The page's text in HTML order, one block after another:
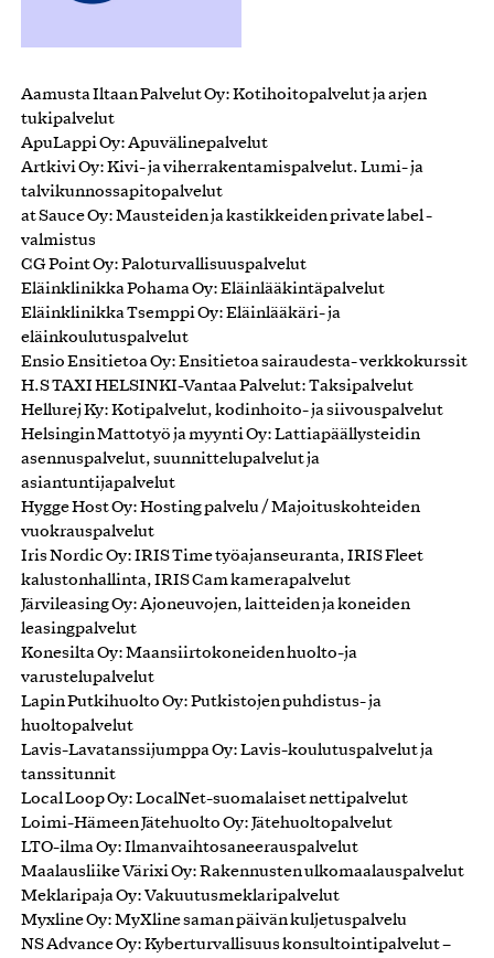
Aamusta Iltaan Palvelut Oy: Kotihoitopalvelut ja arjen
tukipalvelut
ApuLappi Oy: Apuvälinepalvelut
Artkivi Oy: Kivi- ja viherrakentamispalvelut. Lumi- ja
talvikunnossapitopalvelut
at Sauce Oy: Mausteiden ja kastikkeiden private label -
valmistus
CG Point Oy: Paloturvallisuuspalvelut
Eläinklinikka Pohama Oy: Eläinlääkintäpalvelut
Eläinklinikka Tsemppi Oy: Eläinlääkäri- ja
eläinkoulutuspalvelut
Ensio Ensitietoa Oy: Ensitietoa sairaudesta- verkkokurssit
H.S TAXI HELSINKI-Vantaa Palvelut: Taksipalvelut
Hellurej Ky: Kotipalvelut, kodinhoito- ja siivouspalvelut
Helsingin Mattotyö ja myynti Oy: Lattiapäällysteidin
asennuspalvelut, suunnittelupalvelut ja
asiantuntijapalvelut
Hygge Host Oy: Hosting palvelu / Majoituskohteiden
vuokrauspalvelut
Iris Nordic Oy: IRIS Time työajanseuranta, IRIS Fleet
kalustonhallinta, IRIS Cam kamerapalvelut
Järvileasing Oy: Ajoneuvojen, laitteiden ja koneiden
leasingpalvelut
Konesilta Oy: Maansiirtokoneiden huolto-ja
varustelupalvelut
Lapin Putkihuolto Oy: Putkistojen puhdistus- ja
huoltopalvelut
Lavis-Lavatanssijumppa Oy: Lavis-koulutuspalvelut ja
tanssitunnit
Local Loop Oy: LocalNet-suomalaiset nettipalvelut
Loimi-Hämeen Jätehuolto Oy: Jätehuoltopalvelut
LTO-ilma Oy: Ilmanvaihtosaneerauspalvelut
Maalausliike Värixi Oy: Rakennusten ulkomaalauspalvelut
Meklaripaja Oy: Vakuutusmeklaripalvelut
Myxline Oy: MyXline saman päivän kuljetuspalvelu
NS Advance Oy: Kyberturvallisuus konsultointipalvelut –